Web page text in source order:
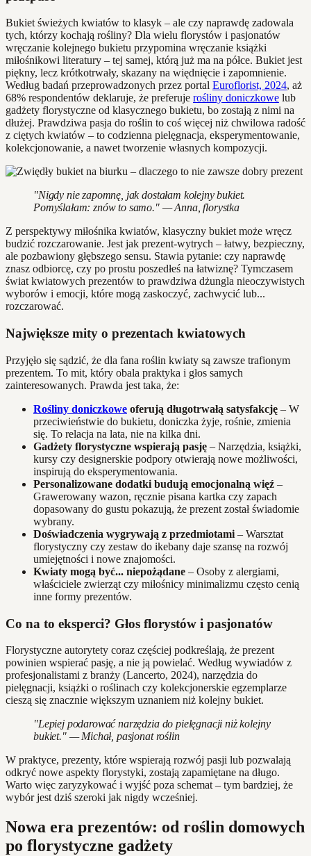
Bukiet świeżych kwiatów to klasyk – ale czy naprawdę zadowala
tych, którzy kochają rośliny? Dla wielu florystów i pasjonatów
wręczanie kolejnego bukietu przypomina wręczanie książki
miłośnikowi literatury – tej samej, którą już ma na półce. Bukiet jest
piękny, lecz krótkotrwały, skazany na więdnięcie i zapomnienie.
Według badań przeprowadzonych przez portal Euroflorist, 2024, aż
68% respondentów deklaruje, że preferuje rośliny doniczkowe lub
gadżety florystyczne od klasycznego bukietu, bo zostają z nimi na
dłużej. Prawdziwa pasja do roślin to coś więcej niż chwilowa radość
z ciętych kwiatów – to codzienna pielęgnacja, eksperymentowanie,
kolekcjonowanie, a nawet tworzenie własnych kompozycji.
"Nigdy nie zapomnę, jak dostałam kolejny bukiet.
Pomyślałam: znów to samo." — Anna, florystka
Z perspektywy miłośnika kwiatów, klasyczny bukiet może wręcz
budzić rozczarowanie. Jest jak prezent-wytrych – łatwy, bezpieczny,
ale pozbawiony głębszego sensu. Stawia pytanie: czy naprawdę
znasz odbiorcę, czy po prostu poszedłeś na łatwiznę? Tymczasem
świat kwiatowych prezentów to prawdziwa dżungla nieoczywistych
wyborów i emocji, które mogą zaskoczyć, zachwycić lub...
rozczarować.
Największe mity o prezentach kwiatowych
Przyjęło się sądzić, że dla fana roślin kwiaty są zawsze trafionym
prezentem. To mit, który obala praktyka i głos samych
zainteresowanych. Prawda jest taka, że:
Rośliny doniczkowe oferują długotrwałą satysfakcję – W
przeciwieństwie do bukietu, doniczka żyje, rośnie, zmienia
się. To relacja na lata, nie na kilka dni.
Gadżety florystyczne wspierają pasję – Narzędzia, książki,
kursy czy designerskie podpory otwierają nowe możliwości,
inspirują do eksperymentowania.
Personalizowane dodatki budują emocjonalną więź –
Grawerowany wazon, ręcznie pisana kartka czy zapach
dopasowany do gustu pokazują, że prezent został świadomie
wybrany.
Doświadczenia wygrywają z przedmiotami – Warsztat
florystyczny czy zestaw do ikebany daje szansę na rozwój
umiejętności i nowe znajomości.
Kwiaty mogą być... niepożądane – Osoby z alergiami,
właściciele zwierząt czy miłośnicy minimalizmu często cenią
inne formy prezentów.
Co na to eksperci? Głos florystów i pasjonatów
Florystyczne autorytety coraz częściej podkreślają, że prezent
powinien wspierać pasję, a nie ją powielać. Według wywiadów z
profesjonalistami z branży (Lancerto, 2024), narzędzia do
pielęgnacji, książki o roślinach czy kolekcjonerskie egzemplarze
cieszą się znacznie większym uznaniem niż kolejny bukiet.
"Lepiej podarować narzędzia do pielęgnacji niż kolejny
bukiet." — Michał, pasjonat roślin
W praktyce, prezenty, które wspierają rozwój pasji lub pozwalają
odkryć nowe aspekty florystyki, zostają zapamiętane na długo.
Warto więc zaryzykować i wyjść poza schemat – tym bardziej, że
wybór jest dziś szeroki jak nigdy wcześniej.
Nowa era prezentów: od roślin domowych
po florystyczne gadżety